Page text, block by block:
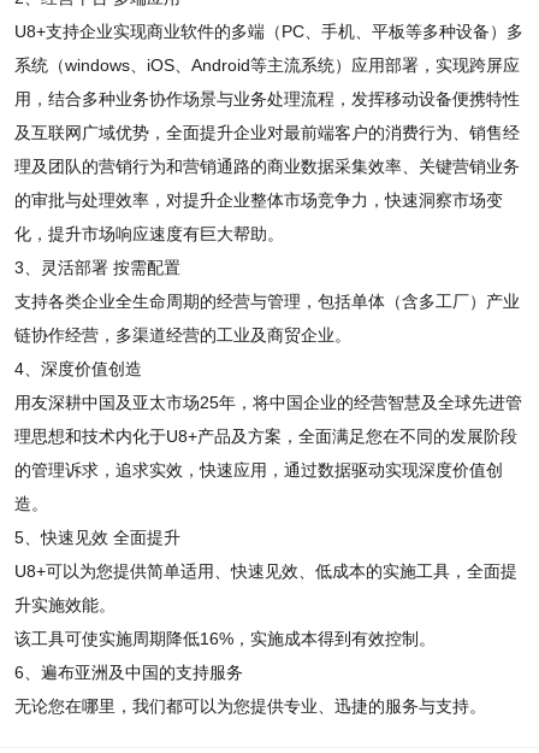
U8+支持企业实现商业软件的多端（PC、手机、平板等多种设备）多
系统（windows、iOS、Android等主流系统）应用部署，实现跨屏应
用，结合多种业务协作场景与业务处理流程，发挥移动设备便携特性
及互联网广域优势，全面提升企业对最前端客户的消费行为、销售经
理及团队的营销行为和营销通路的商业数据采集效率、关键营销业务
的审批与处理效率，对提升企业整体市场竞争力，快速洞察市场变
化，提升市场响应速度有巨大帮助。
3、灵活部署 按需配置
支持各类企业全生命周期的经营与管理，包括单体（含多工厂）产业
链协作经营，多渠道经营的工业及商贸企业。
4、深度价值创造
用友深耕中国及亚太市场25年，将中国企业的经营智慧及全球先进管
理思想和技术内化于U8+产品及方案，全面满足您在不同的发展阶段
的管理诉求，追求实效，快速应用，通过数据驱动实现深度价值创
造。
5、快速见效 全面提升
U8+可以为您提供简单适用、快速见效、低成本的实施工具，全面提
升实施效能。
该工具可使实施周期降低16%，实施成本得到有效控制。
6、遍布亚洲及中国的支持服务
无论您在哪里，我们都可以为您提供专业、迅捷的服务与支持。